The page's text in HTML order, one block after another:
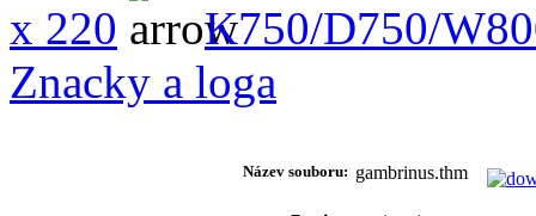
x 220
K750/D750/
Znacky a loga
Název souboru: gambrinus.thm